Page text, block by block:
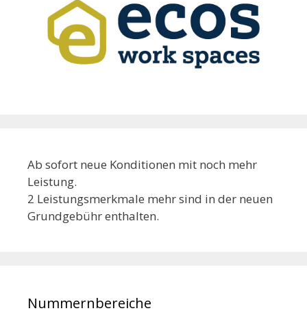
Ab sofort neue Konditionen mit noch mehr
Leistung.
2 Leistungsmerkmale mehr sind in der neuen
Grundgebühr enthalten.
Nummernbereiche